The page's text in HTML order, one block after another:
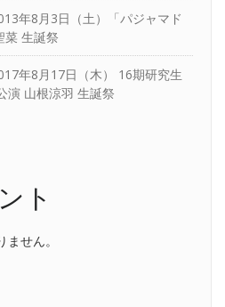
年8月3日（土）「パジャマド
菜 生誕祭
年8月17日（木） 16期研究生
演 山根涼羽 生誕祭
ト
せん。